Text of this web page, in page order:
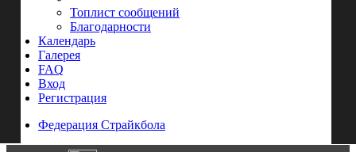
Топлист сообщений
Благодарности
Календарь
Галерея
FAQ
Вход
Регистрация
Федерация Страйкбола